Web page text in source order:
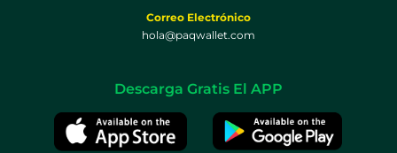
Correo Electrónico
hola@paqwallet.com
Descarga Gratis El APP